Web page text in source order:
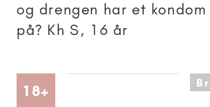
og drengen har et kondom
på? Kh S, 16 år
18+ Artikler anbefalet til